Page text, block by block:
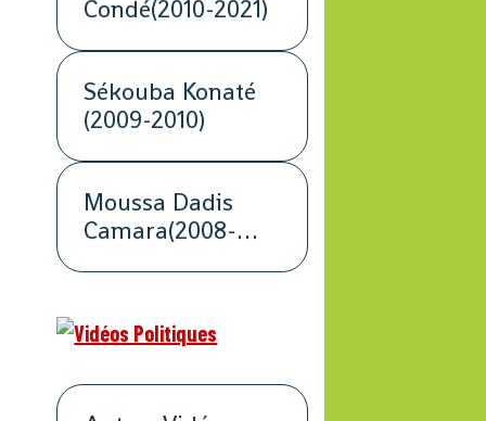
Condé(2010-2021)
Sékouba Konaté
(2009-2010)
Moussa Dadis
Camara(2008-